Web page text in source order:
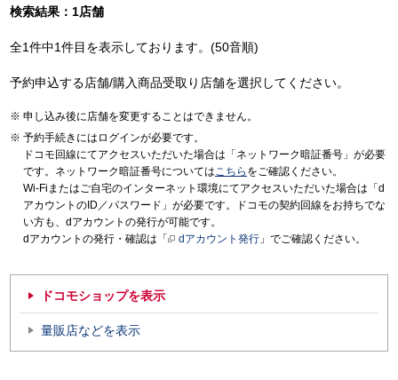
検索結果：1店舗
全1件中1件目を表示しております。(50音順)
予約申込する店舗/購入商品受取り店舗を選択してください。
申し込み後に店舗を変更することはできません。
予約手続きにはログインが必要です。
ドコモ回線にてアクセスいただいた場合は「ネットワーク暗証番号」が必要
です。ネットワーク暗証番号についてはこちら をご確認ください。
Wi-Fiまたはご自宅のインターネット環境にてアクセスいただいた場合は「d
アカウントのID／パスワード」が必要です。ドコモの契約回線をお持ちでな
い方も、dアカウントの発行が可能です。
dアカウントの発行・確認は「
dアカウント発行 」でご確認ください。
ドコモショップを表示
量販店などを表示